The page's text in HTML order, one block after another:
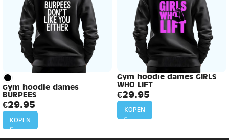
Gym hoodie dames
BURPEES
€29.95
KOPEN
Gym hoodie dames GIRLS
WHO LIFT
€29.95
KOPEN